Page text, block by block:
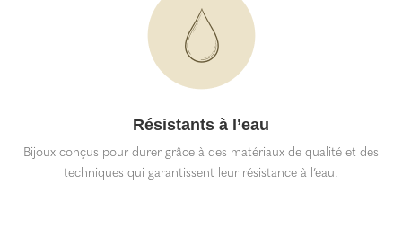
Résistants à l’eau
Bijoux conçus pour durer grâce à des matériaux de qualité et des
techniques qui garantissent leur résistance à l’eau.